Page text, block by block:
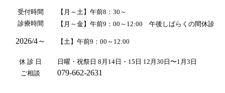
受付時間
【月～土】午前8：30～
診療時間
2026/4～
【月～金】午前9：00～12:00 午後しばらくの間休診
【土】午前9：00～12:00
休 診 日
日曜・祝祭日 8月14日・15日 12月30日〜1月3日
ご相談
079-662-2631